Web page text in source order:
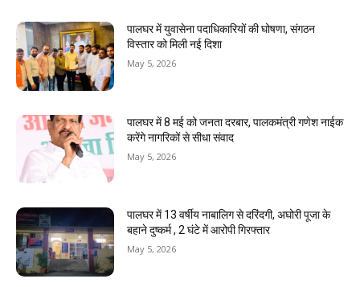
पालघर में युवासेना पदाधिकारियों की घोषणा, संगठन
विस्तार को मिली नई दिशा
May 5, 2026
पालघर में 8 मई को जनता दरबार, पालकमंत्री गणेश नाईक
करेंगे नागरिकों से सीधा संवाद
May 5, 2026
पालघर में 13 वर्षीय नाबालिग से दरिंदगी, अघोरी पूजा के
बहाने दुष्कर्म , 2 घंटे में आरोपी गिरफ्तार
May 5, 2026